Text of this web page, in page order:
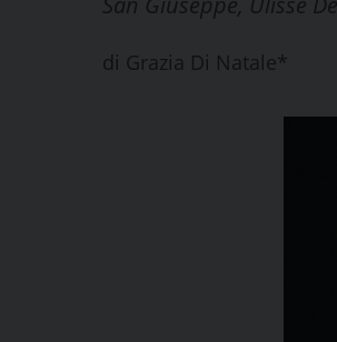
di Grazia Di Natale*